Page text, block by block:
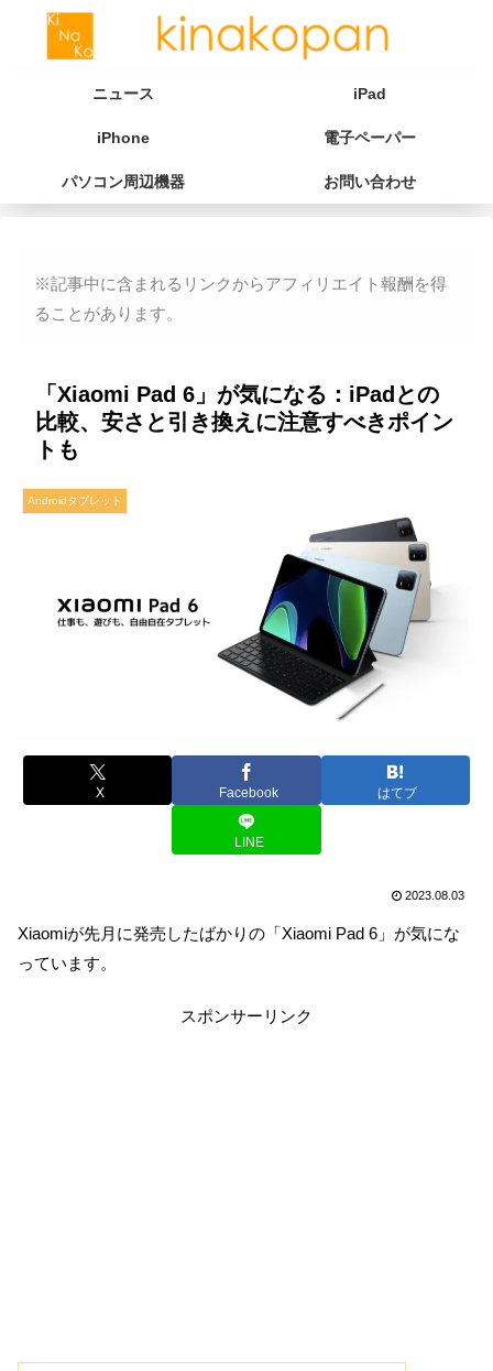
ニュース iPad
iPhone 電子ペーパー
パソコン周辺機器 お問い合わせ
※記事中に含まれるリンクからアフィリエイト報酬を得
ることがあります。
「Xiaomi Pad 6」が気になる：iPadとの
比較、安さと引き換えに注意すべきポイン
トも
Androidタブレット
X Facebook はてブ
LINE
2023.08.03
Xiaomiが先月に発売したばかりの「Xiaomi Pad 6」が気にな
っています。
スポンサーリンク